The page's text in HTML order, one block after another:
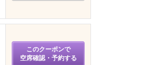
このクーポンで
空席確認・予約する